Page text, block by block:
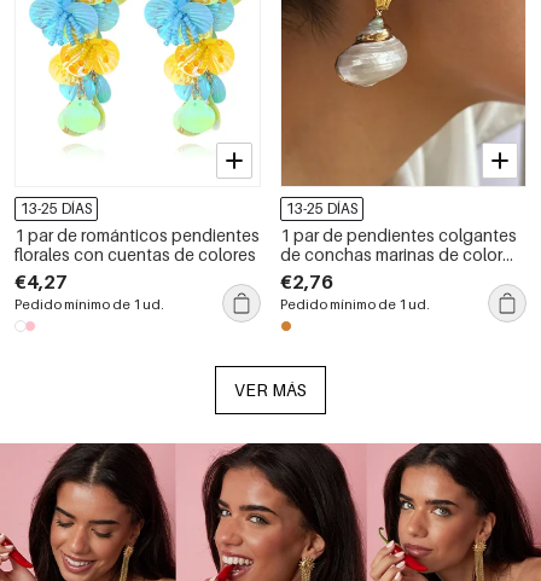
13-25 DÍAS
1 par de románticos pendientes
florales con cuentas de colores
€4,27
Pedido mínimo de 1 ud.
13-25 DÍAS
1 par de pendientes colgantes
de conchas marinas de color
dorado
€2,76
Pedido mínimo de 1 ud.
VER MÁS